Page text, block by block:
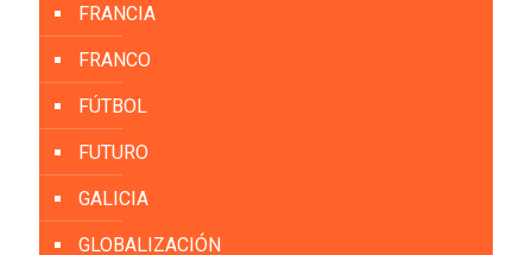
FRANCIA
FRANCO
FÚTBOL
FUTURO
GALICIA
GLOBALIZACIÓN